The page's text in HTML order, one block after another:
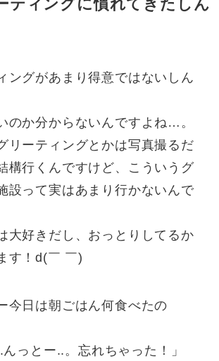
ティングに慣れてきたしん
ングがあまり得意ではないしん
のか分からないんですよね…。
リーティングとかは写真撮るだ
構行くんですけど、こういうグ
設って実はあまり行かないんで
大好きだし、おっとりしてるか
す！d(￣ ￣)
今日は朝ごはん何食べたの
っとー..。忘れちゃった！」